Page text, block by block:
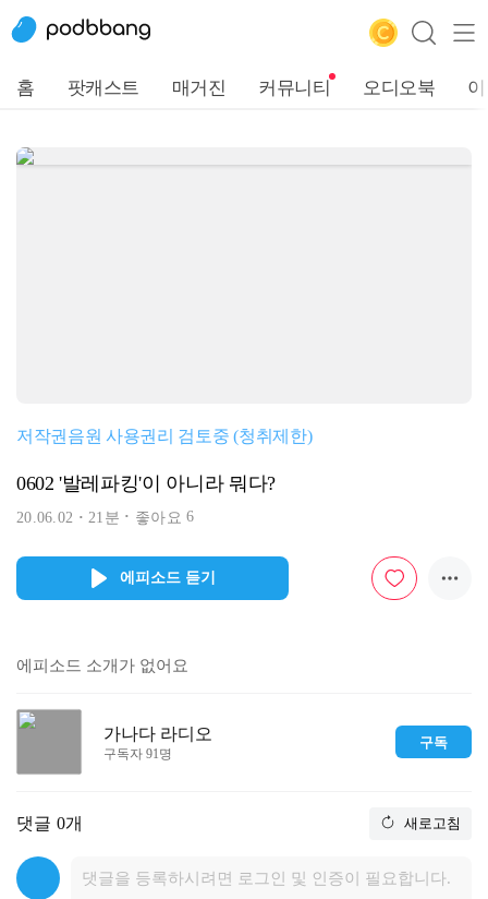
홈 팟캐스트 매거진 커뮤니티 오디오북
저작권음원 사용권리 검토중 (청취제한)
0602 '발레파킹'이 아니라 뭐다?
20.06.02 21분 좋아요6
에피소드 듣기
에피소드 소개가 없어요
가나다 라디오
구독자 91명
구독
댓글 0개 새로고침